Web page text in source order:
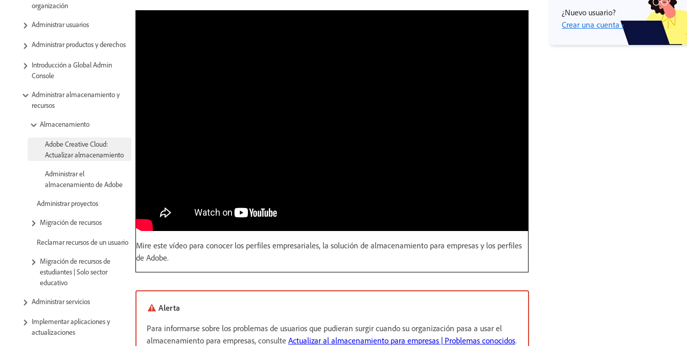
organización
Administrar usuarios
Administrar productos y derechos
Introducción a Global Admin
Console
Administrar almacenamiento y
recursos
Almacenamiento
Adobe Creative Cloud:
Actualizar almacenamiento
Administrar el
almacenamiento de Adobe
Administrar proyectos
Migración de recursos
Reclamar recursos de un usuario
Migración de recursos de
estudiantes | Solo sector
educativo
Administrar servicios
Implementar aplicaciones y
actualizaciones
Mire este vídeo para conocer los perfiles empresariales, la solución de almacenamiento para empresas y los perfiles
de Adobe.
Alerta
Para informarse sobre los problemas de usuarios que pudieran surgir cuando su organización pasa a usar el
almacenamiento para empresas, consulte Actualizar al almacenamiento para empresas | Problemas conocidos.
¿Nuevo usuario?
Crear una cuenta ›